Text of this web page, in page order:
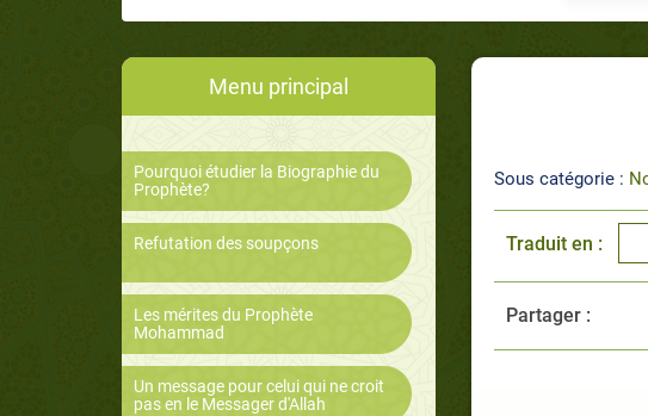
Menu principal
Pourquoi étudier la Biographie du
Prophète?
Refutation des soupçons
Les mérites du Prophète
Mohammad
Un message pour celui qui ne croit
pas en le Messager d'Allah
Sous catégorie :
Traduit en :
Partager :